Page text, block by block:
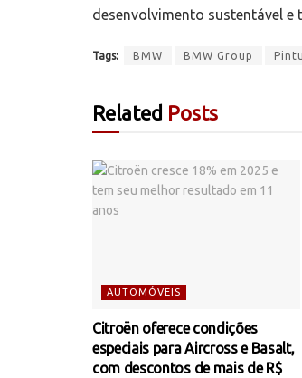
desenvolvimento sustentável
Tags: BMW BMW Group
Related Posts
AUTOMÓVEIS
Citroën oferece condições
especiais para Aircross e Basalt,
com descontos de mais de R$